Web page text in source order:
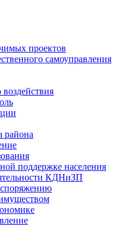
проектов
самоуправления
района
поддержке населения
КДНиЗП